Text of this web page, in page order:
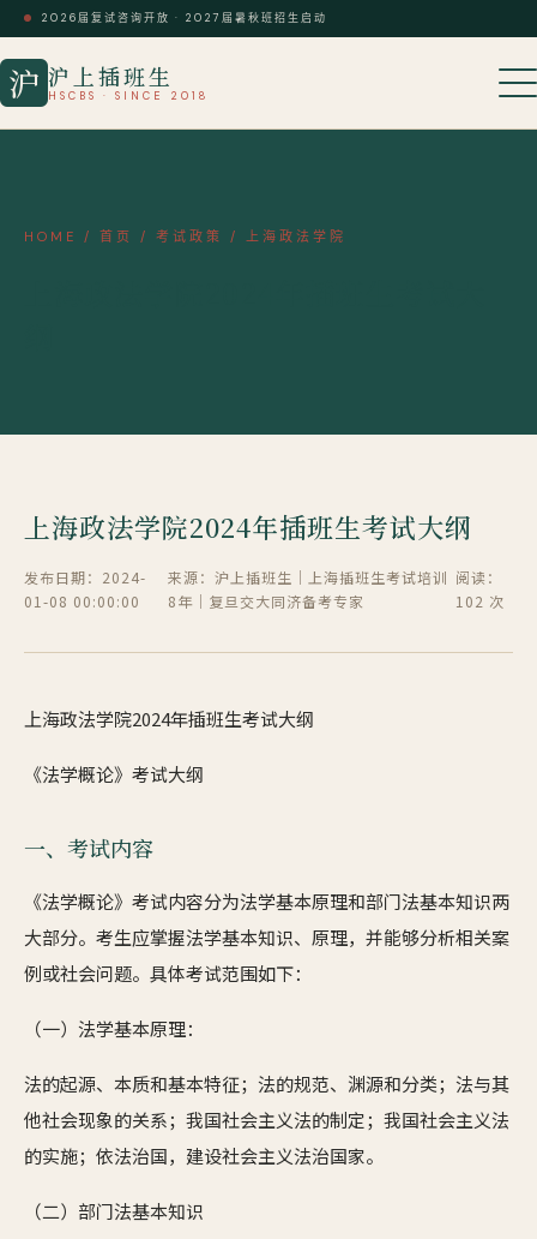
2026届复试咨询开放 · 2027届暑秋班招生启动
沪 沪上插班生
HSCBS · SINCE 2018
HOME / 首页 / 考试政策 / 上海政法学院
上海政法学院2024年插班生考试大纲
发布日期：2024-
01-08 00:00:00
来源：沪上插班生｜上海插班生考试培训
8年｜复旦交大同济备考专家
阅读：
102 次
上海政法学院2024年插班生考试大纲
《法学概论》考试大纲
一、考试内容
《法学概论》考试内容分为法学基本原理和部门法基本知识两
大部分。考生应掌握法学基本知识、原理，并能够分析相关案
例或社会问题。具体考试范围如下：
（一）法学基本原理：
法的起源、本质和基本特征；法的规范、渊源和分类；法与其
他社会现象的关系；我国社会主义法的制定；我国社会主义法
的实施；依法治国，建设社会主义法治国家。
（二）部门法基本知识